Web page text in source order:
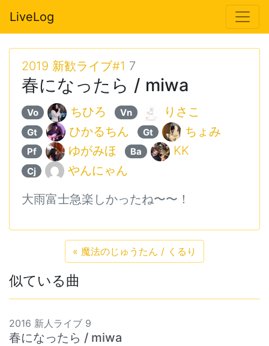
LiveLog
2019 新歓ライブ#1 7
春になったら / miwa
Vo ちひろ Vn りさこ
Gt ひかるちん Gt ちょみ
Pf ゆがみほ Ba KK
Cj やんにゃん
大雨富士急楽しかったね〜〜！
« 魔法のじゅうたん / くるり
似ている曲
2016 新人ライブ 9
春になったら / miwa